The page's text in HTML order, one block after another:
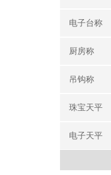
电子台称
厨房称
吊钩称
珠宝天平
电子天平